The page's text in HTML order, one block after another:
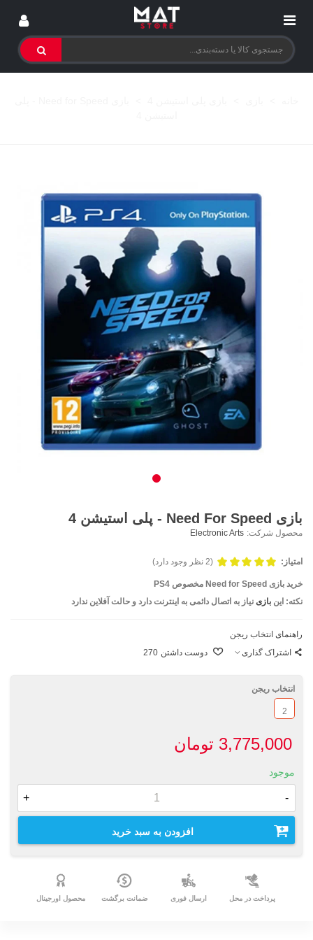
بازی Need For Speed - پلی استیشن 4
محصول شرکت: Electronic Arts
امتیاز: (2 نظر وجود دارد)
خرید بازی Need for Speed مخصوص PS4
نکته: این بازی نیاز به اتصال دائمی به اینترنت دارد و حالت آفلاین ندارد
راهنمای انتخاب ریجن
اشتراک گذاری
دوست داشتن 270
انتخاب ریجن
2
3,775,000 تومان
موجود
-
+
افزودن به سبد خرید
پرداخت در محل ارسال فوری ضمانت برگشت محصول اورجینال